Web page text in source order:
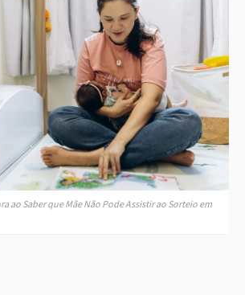
ao Saber que Mãe Não Pode Assistir ao Sorteio em